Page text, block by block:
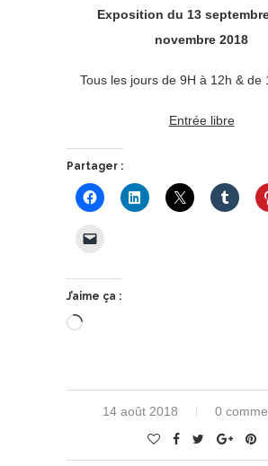
Exposition du 13
novembre 2018
Tous les jours de 9H à 12h & de
Entrée libre
Partager :
J’aime ça :
Chargement…
14 août 2018 0